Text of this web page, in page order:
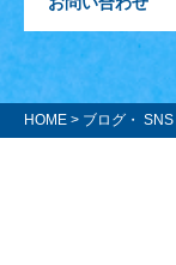
HOME > ブログ・ SNS